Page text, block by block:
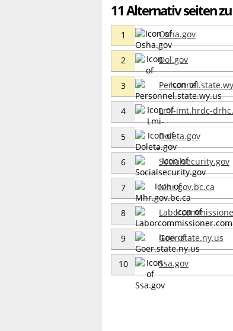
11 Alternativ seiten
1 Osha.gov
2 Dol.gov
3
4 Lmi-imt.hrdc-
5 Doleta.gov
6 Socialsecurity.gov
7 Mhr.gov.bc.ca
8
9 Goer.state.ny.us
10 Ssa.gov